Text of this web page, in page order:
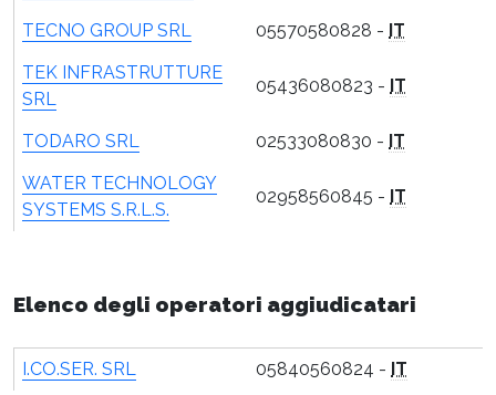
TECNO GROUP SRL 05570580828 - IT
TEK INFRASTRUTTURE
SRL
05436080823 - IT
TODARO SRL 02533080830 - IT
WATER TECHNOLOGY
SYSTEMS S.R.L.S.
02958560845 - IT
Elenco degli operatori aggiudicatari
I.CO.SER. SRL 05840560824 - IT